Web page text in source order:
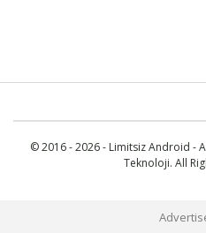
© 2016 - 2026 - Limitsiz Android -
Teknoloji. All